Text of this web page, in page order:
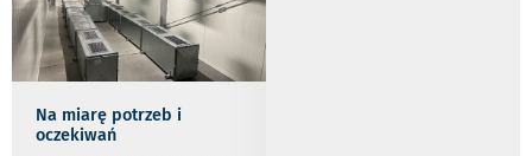
Na miarę potrzeb i
oczekiwań